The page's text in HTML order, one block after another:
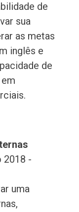
de
sua
as metas
inglês e
de
2018 -
uma